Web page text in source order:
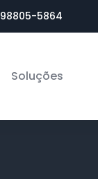
5864
Soluções